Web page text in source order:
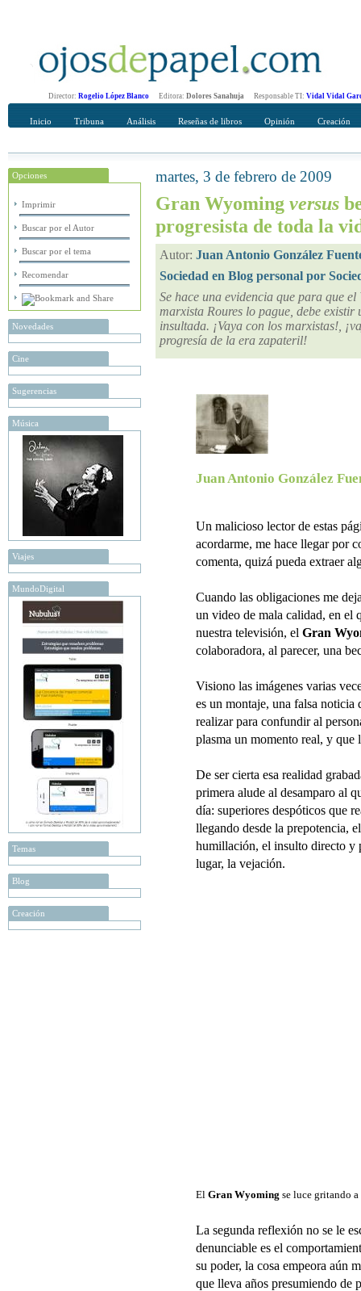
Director: Rogelio López Blanco Editora: Dolores Sanahuja Responsable TI: Vidal Vidal
Inicio Tribuna Análisis Reseñas de libros Opinión Creación
Opciones
Imprimir
Buscar por el Autor
Buscar por el tema
Recomendar
Novedades
Cine
Sugerencias
Música
Viajes
MundoDigital
Temas
Blog
Creación
Recomendar
martes, 3 de febrero de 2009
Gran Wyoming versus
progresista de toda la
Autor: Juan Antonio González
Sociedad en Blog personal por
Se hace una evidencia que para que
marxista Roures lo pague, debe
insultada. ¡Vaya con los marxistas!,
progresía de la era zapateril!
Juan Antonio González
Un malicioso lector de estas
acordarme, me hace llegar por
comenta, quizá pueda extraer
Cuando las obligaciones me
un video de mala calidad, en el
nuestra televisión, el Gran
colaboradora, al parecer, una
Visiono las imágenes varias
es un montaje, una falsa noticia
realizar para confundir al
plasma un momento real, y que
De ser cierta esa realidad
primera alude al desamparo al
día: superiores despóticos que
llegando desde la prepotencia,
humillación, el insulto directo y
lugar, la vejación.
El Gran Wyoming se luce gritando
La segunda reflexión no se le
denunciable es el
su poder, la cosa empeora aún
que lleva años presumiendo de